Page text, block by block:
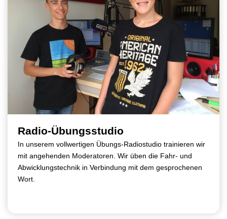
Radio-Übungsstudio
In unserem vollwertigen Übungs-Radiostudio trainieren wir
mit angehenden Moderatoren. Wir üben die Fahr- und
Abwicklungstechnik in Verbindung mit dem gesprochenen
Wort.